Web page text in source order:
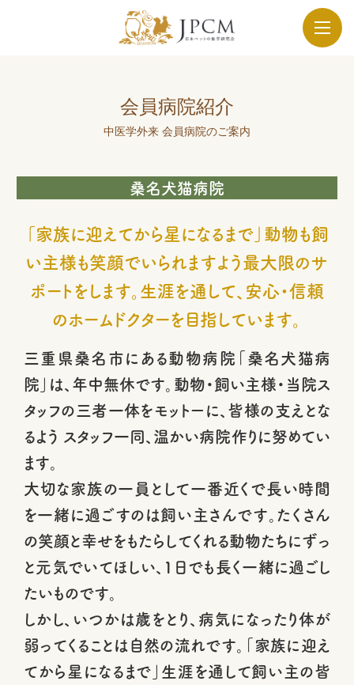
会員病院紹介
中医学外来 会員病院のご案内
桑名犬猫病院
「家族に迎えてから星になるまで」動物も飼
い主様も笑顔でいられますよう最大限のサ
ポートをします。生涯を通して、安心・信頼
のホームドクターを目指しています。
三重県桑名市にある動物病院「桑名犬猫病
院」は、年中無休です。動物・飼い主様・当院ス
タッフの三者一体をモットーに、皆様の支えとな
るよう スタッフ一同、温かい病院作りに努めてい
ます。
大切な家族の一員として一番近くで長い時間
を一緒に過ごすのは飼い主さんです。たくさん
の笑顔と幸せをもたらしてくれる動物たちにずっ
と元気でいてほしい、1日でも長く一緒に過ごし
たいものです。
しかし、いつかは歳をとり、病気になったり体が
弱ってくることは自然の流れです。「家族に迎え
てから星になるまで」生涯を通して飼い主の皆